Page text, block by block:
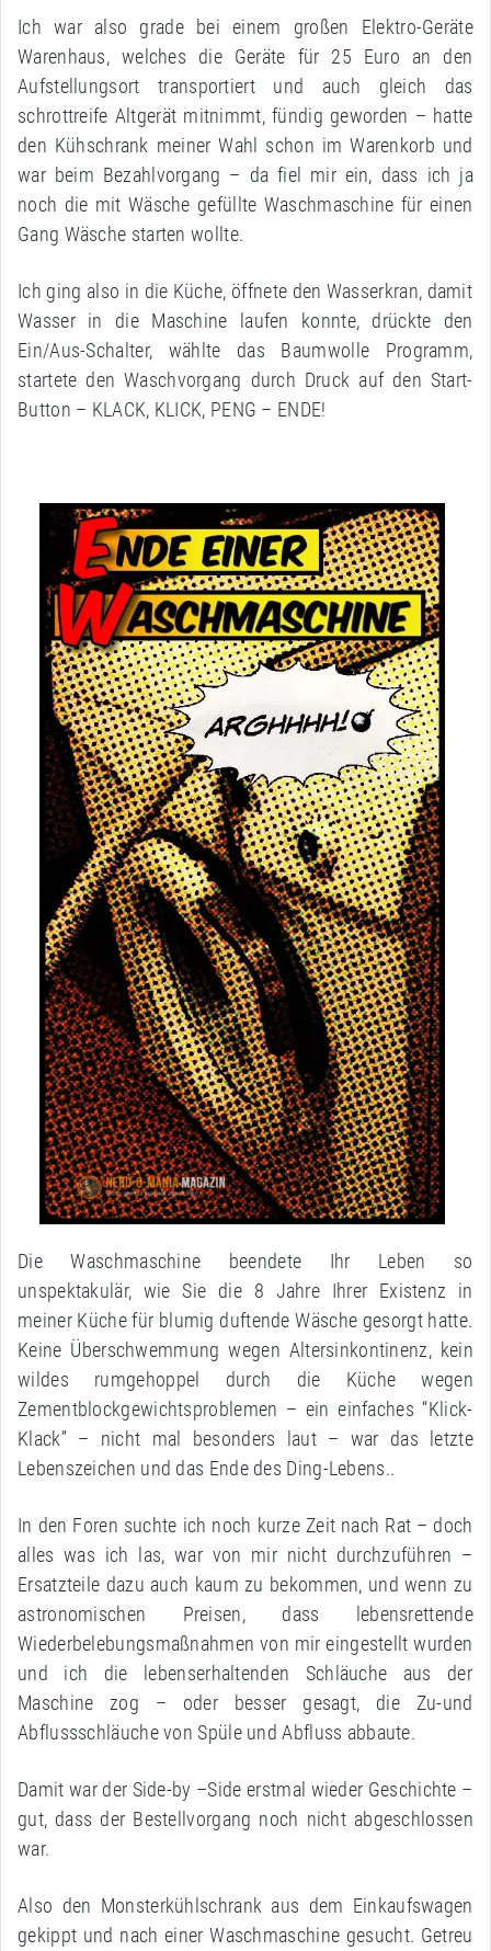
Ich war also grade bei einem großen Elektro-Geräte
Warenhaus, welches die Geräte für 25 Euro an den
Aufstellungsort transportiert und auch gleich das
schrottreife Altgerät mitnimmt, fündig geworden – hatte
den Kühschrank meiner Wahl schon im Warenkorb und
war beim Bezahlvorgang – da fiel mir ein, dass ich ja
noch die mit Wäsche gefüllte Waschmaschine für einen
Gang Wäsche starten wollte.
Ich ging also in die Küche, öffnete den Wasserkran, damit
Wasser in die Maschine laufen konnte, drückte den
Ein/Aus-Schalter, wählte das Baumwolle Programm,
startete den Waschvorgang durch Druck auf den Start-
Button – KLACK, KLICK, PENG – ENDE!
Die Waschmaschine beendete Ihr Leben so
unspektakulär, wie Sie die 8 Jahre Ihrer Existenz in
meiner Küche für blumig duftende Wäsche gesorgt hatte.
Keine Überschwemmung wegen Altersinkontinenz, kein
wildes rumgehoppel durch die Küche wegen
Zementblockgewichtsproblemen – ein einfaches “Klick-
Klack” – nicht mal besonders laut – war das letzte
Lebenszeichen und das Ende des Ding-Lebens..
In den Foren suchte ich noch kurze Zeit nach Rat – doch
alles was ich las, war von mir nicht durchzuführen –
Ersatzteile dazu auch kaum zu bekommen, und wenn zu
astronomischen Preisen, dass lebensrettende
Wiederbelebungsmaßnahmen von mir eingestellt wurden
und ich die lebenserhaltenden Schläuche aus der
Maschine zog – oder besser gesagt, die Zu-und
Abflussschläuche von Spüle und Abfluss abbaute.
Damit war der Side-by –Side erstmal wieder Geschichte –
gut, dass der Bestellvorgang noch nicht abgeschlossen
war.
Also den Monsterkühlschrank aus dem Einkaufswagen
gekippt und nach einer Waschmaschine gesucht. Getreu